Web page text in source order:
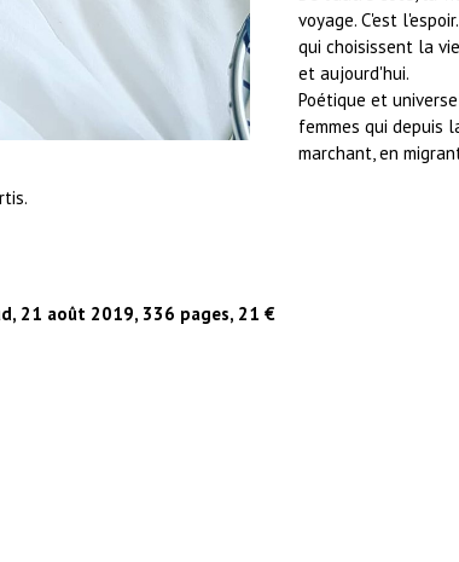
voyage. C'est
qui choisissent la
et aujourd'hui.
Poétique et
femmes qui depuis
marchant, en
21 août 2019, 336 pages, 21 €